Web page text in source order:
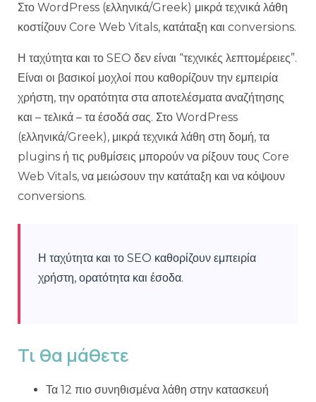
Στο WordPress (ελληνικά/Greek) μικρά τεχνικά λάθη
κοστίζουν Core Web Vitals, κατάταξη και conversions.
Η ταχύτητα και το SEO δεν είναι “τεχνικές λεπτομέρειες”.
Είναι οι βασικοί μοχλοί που καθορίζουν την εμπειρία
χρήστη, την ορατότητα στα αποτελέσματα αναζήτησης
και – τελικά – τα έσοδά σας. Στο WordPress
(ελληνικά/Greek), μικρά τεχνικά λάθη στη δομή, τα
plugins ή τις ρυθμίσεις μπορούν να ρίξουν τους Core
Web Vitals, να μειώσουν την κατάταξη και να κόψουν
conversions.
Η ταχύτητα και το SEO καθορίζουν εμπειρία
χρήστη, ορατότητα και έσοδα.
Τι θα μάθετε
Τα 12 πιο συνηθισμένα λάθη στην κατασκευή